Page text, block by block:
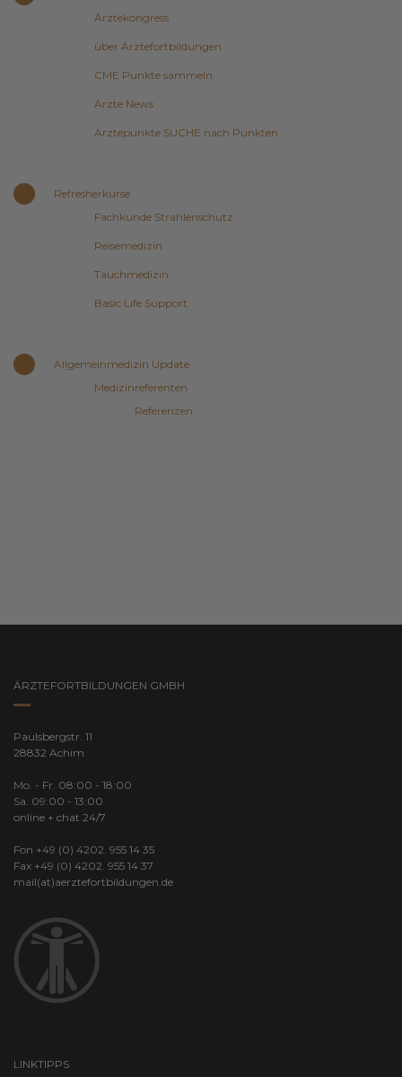
Ärztekongress
über Ärztefortbildungen
CME Punkte sammeln
Ärzte News
Ärztepunkte SUCHE nach Punkten
Refresherkurse
Fachkunde Strahlenschutz
Reisemedizin
Tauchmedizin
Basic Life Support
Allgemeinmedizin Update
Medizinreferenten
Referenzen
ÄRZTEFORTBILDUNGEN GMBH
Paulsbergstr. 11
28832 Achim
Mo. - Fr. 08:00 - 18:00
Sa. 09:00 - 13:00
online + chat 24/7
Fon +49 (0) 4202. 955 14 35
Fax +49 (0) 4202. 955 14 37
mail(at)aerztefortbildungen.de
LINKTIPPS